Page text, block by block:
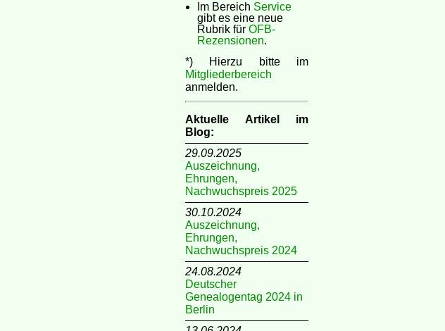
Im Bereich Service
gibt es eine neue
Rubrik für OFB-
Rezensionen.
*) Hierzu bitte im
Mitgliederbereich
anmelden.
Aktuelle Artikel im
Blog:
29.09.2025
Auszeichnung,
Ehrungen,
Nachwuchspreis 2025
30.10.2024
Auszeichnung,
Ehrungen,
Nachwuchspreis 2024
24.08.2024
Deutscher
Genealogentag 2024 in
Berlin